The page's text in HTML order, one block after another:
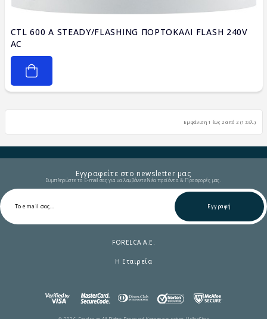
CTL 600 A STEADY/FLASHING ΠΟΡΤΟΚΑΛΙ FLASH 240V
AC
Εμφάνιση 1 έως 2 από 2 (1 Σελ.)
Εγγραφείτε στο newsletter μας
Συμπληρώστε το E-mail σας για να λαμβάνετε Νέα προϊόντα & Προσφορές μας.
Εγγραφή
FORELCA A.E.
Η Εταιρεία